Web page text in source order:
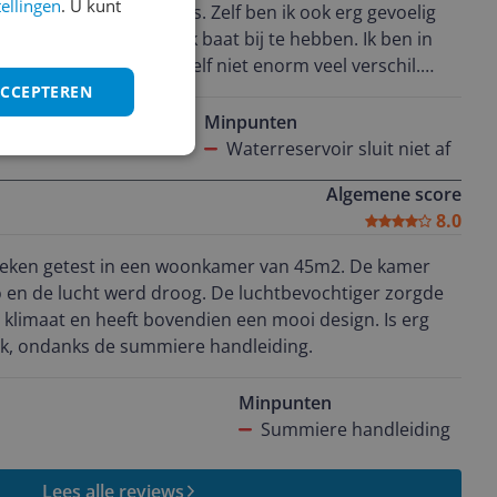
vd dierenarts. Zelf ben ik ook erg gevoelig
dus hoopte hier ook baat bij te hebben. Ik ben in
heeft, ik merkte zelf niet enorm veel verschil.
wat een fijn aanzicht is in je interieur. Een ander
niet afsluit, dus wanneer je het bovenste
dit niet erg stevig vast. Hierdoor ben ik bang dat het
Minpunten
Waterreservoir sluit niet af
Algemene score
8.0
getest in een woonkamer van 45m2. De kamer
de lucht werd droog. De luchtbevochtiger zorgde
en heeft bovendien een mooi design. Is erg
ondanks de summiere handleiding.
Minpunten
Summiere handleiding
Lees alle reviews
. U kunt